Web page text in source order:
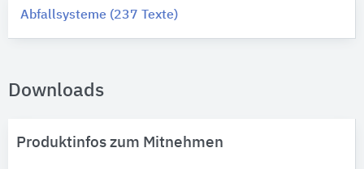
Abfallsysteme (237 Texte)
Downloads
Produktinfos zum Mitnehmen